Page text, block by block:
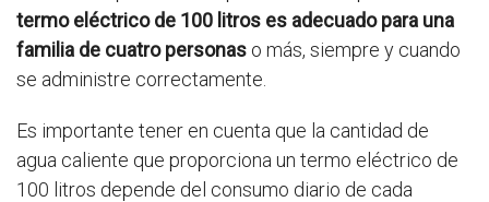
termo eléctrico de 100 litros es adecuado para una
familia de cuatro personas o más, siempre y cuando
se administre correctamente.
Es importante tener en cuenta que la cantidad de
agua caliente que proporciona un termo eléctrico de
100 litros depende del consumo diario de cada